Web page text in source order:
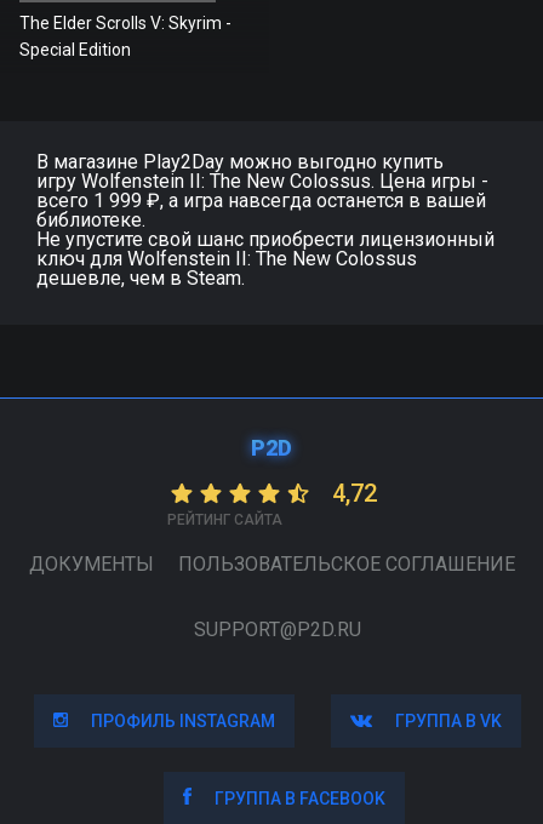
The Elder Scrolls V: Skyrim -
Special Edition
В магазине Play2Day можно выгодно купить
игру Wolfenstein II: The New Colossus. Цена игры -
всего 1 999 ₽, а игра навсегда останется в вашей
библиотеке.
Не упустите свой шанс приобрести лицензионный
ключ для Wolfenstein II: The New Colossus
дешевле, чем в Steam.
P2D
4,72
РЕЙТИНГ САЙТА
ДОКУМЕНТЫ ПОЛЬЗОВАТЕЛЬСКОЕ СОГЛАШЕНИЕ
SUPPORT@P2D.RU
ПРОФИЛЬ INSTAGRAM
ПРОФИЛЬ INSTAGRAM ГРУППА В VK
ГРУППА В VK
ГРУППА В FACEBOOK
ГРУППА В FACEBOOK